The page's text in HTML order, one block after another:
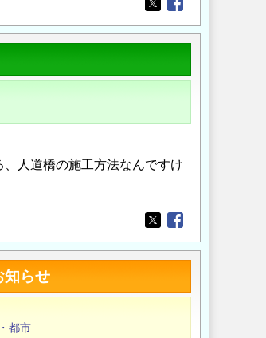
Opens in a new
Opens in a new
人道橋の施工方法なんですけ
Opens in a new
Opens in a new
知らせ
都市